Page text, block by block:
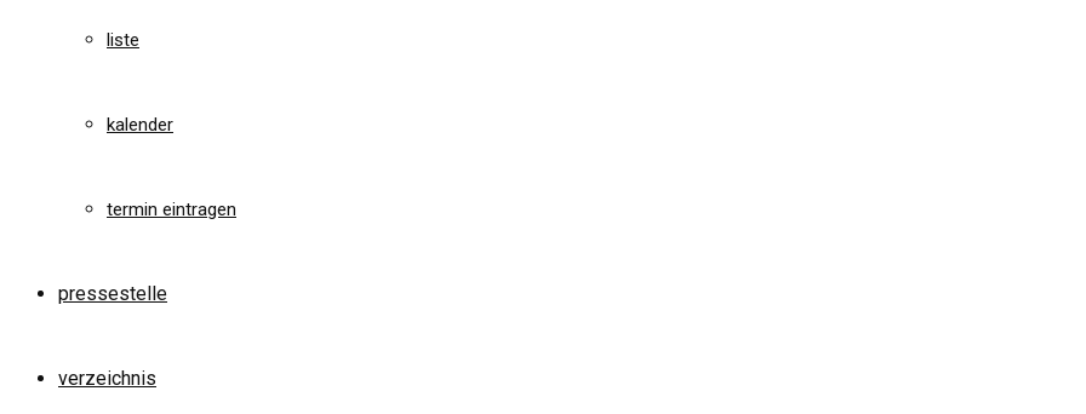
liste
kalender
termin eintragen
pressestelle
verzeichnis